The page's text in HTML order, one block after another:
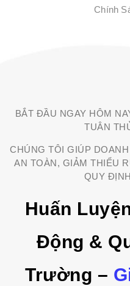
Chính
BẮT ĐẦU NGAY HÔM
TUÂN
CHÚNG TÔI GIÚP
AN TOÀN, GIẢM THIỂU
QUY
Huấn
Động &
Trường –